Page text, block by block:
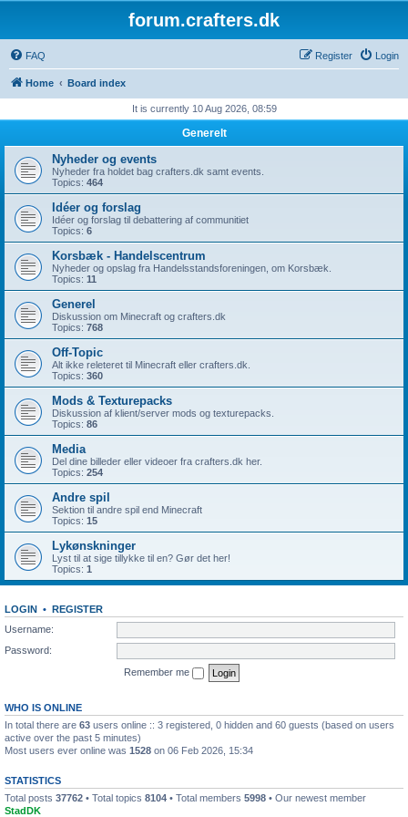
forum.crafters.dk
FAQ Login
Register
Home Board index
It is currently 10 Aug 2026, 08:59
Generelt
Nyheder og events
Nyheder fra holdet bag crafters.dk samt events.
Topics: 464
Idéer og forslag
Idéer og forslag til debattering af communitiet
Topics: 6
Korsbæk - Handelscentrum
Nyheder og opslag fra Handelsstandsforeningen, om Korsbæk.
Topics: 11
Generel
Diskussion om Minecraft og crafters.dk
Topics: 768
Off-Topic
Alt ikke releteret til Minecraft eller crafters.dk.
Topics: 360
Mods & Texturepacks
Diskussion af klient/server mods og texturepacks.
Topics: 86
Media
Del dine billeder eller videoer fra crafters.dk her.
Topics: 254
Andre spil
Sektion til andre spil end Minecraft
Topics: 15
Lykønskninger
Lyst til at sige tillykke til en? Gør det her!
Topics: 1
LOGIN • REGISTER
Username:
Password:
Remember me
WHO IS ONLINE
In total there are 63 users online :: 3 registered, 0 hidden and 60 guests (based on users
active over the past 5 minutes)
Most users ever online was 1528 on 06 Feb 2026, 15:34
STATISTICS
Total posts 37762 • Total topics 8104 • Total members 5998 • Our newest member
StadDK